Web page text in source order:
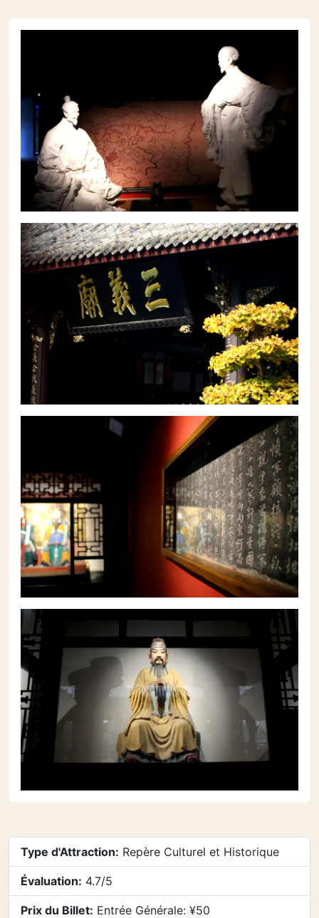
Type d'Attraction: Repère Culturel et Historique
Évaluation: 4.7/5
Prix du Billet: Entrée Générale: ¥50